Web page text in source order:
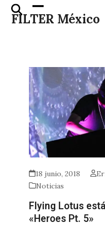
Skip
FILTER México
Open
mobile
Close
mobile
18 junio, 2018
Noticias
Flying Lotus
«Heroes Pt. 5»